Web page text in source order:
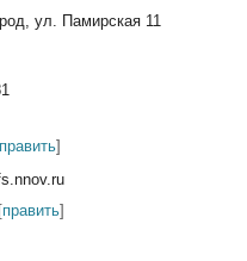
ул. Памирская 11
править]
[править]